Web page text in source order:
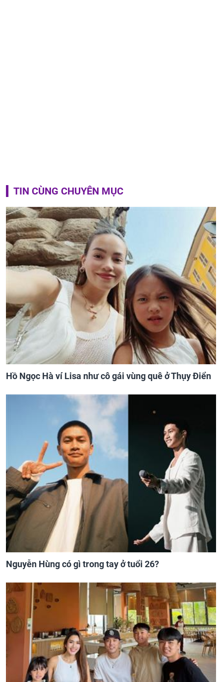
TIN CÙNG CHUYÊN MỤC
Hồ Ngọc Hà ví Lisa như cô gái vùng quê ở Thụy Điển
Nguyễn Hùng có gì trong tay ở tuổi 26?